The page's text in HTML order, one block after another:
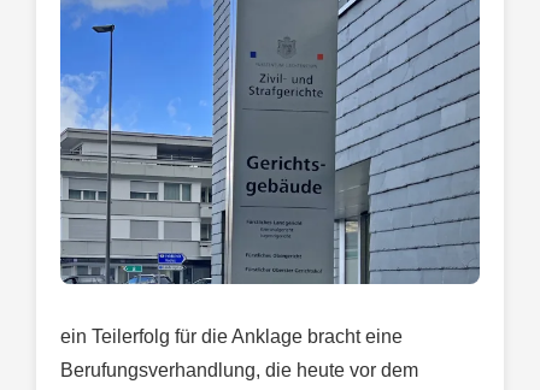
ein Teilerfolg für die Anklage bracht eine
Berufungsverhandlung, die heute vor dem